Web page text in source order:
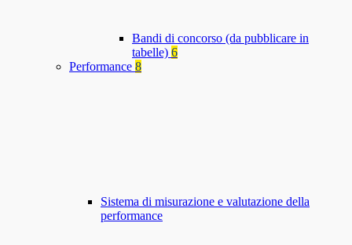
Bandi di concorso (da pubblicare in
tabelle) 6
Performance 8
Sistema di misurazione e valutazione della
performance